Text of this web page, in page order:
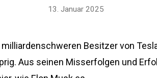
13. Januar 2025
Besitzer von
Aus seinen Misserfolgen und